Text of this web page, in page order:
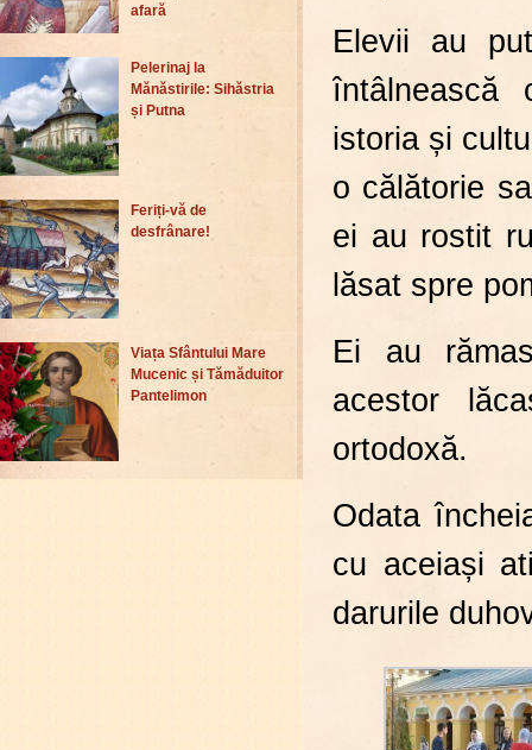
afară
Pelerinaj la
Mănăstirile: Sihăstria
și Putna
Feriți-vă de
desfrânare!
Viața Sfântului Mare
Mucenic și Tămăduitor
Pantelimon
Elevii au
întâlnească
istoria și
o călătorie
ei au rostit
lăsat spre
Ei au
acestor
ortodoxă.
Odata
cu aceiași
darurile